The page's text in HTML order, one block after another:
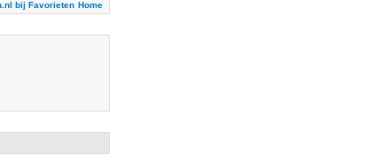
bij Favorieten Home